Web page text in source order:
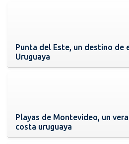
Punta del Este, un destino de
Uruguaya
Playas de Montevideo, un
costa uruguaya